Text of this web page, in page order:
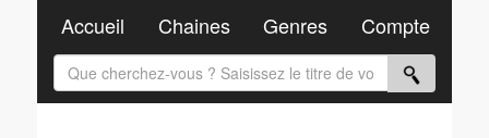
Accueil Chaines Genres Compte